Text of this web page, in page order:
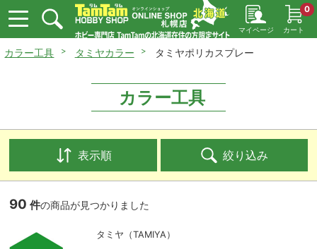
マイページ カート
0
カラー工具 タミヤカラー タミヤポリカスプレー
カラー工具
表示順 絞り込み
90 件の商品が見つかりました
タミヤ（TAMIYA）